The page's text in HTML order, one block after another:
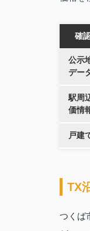
確
公示
デー
駅周
価情
戸建
TX
つくば